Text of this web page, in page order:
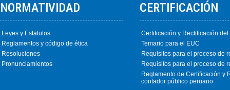
NORMATIVIDAD
Leyes y Estatutos
Reglamentos y código de ética
Resoluciones
Pronunciamientos
CERTIFICACIÓN
Certificación y Rectificación
Temario para el EUC
Requisitos para el proceso de
Requisitos para el proceso de
Reglamento de Certificación y
contador público peruano